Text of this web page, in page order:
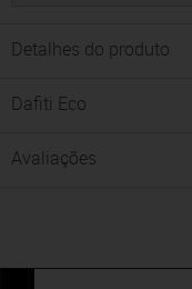
Detalhes do produto
Dafiti Eco
Avaliações